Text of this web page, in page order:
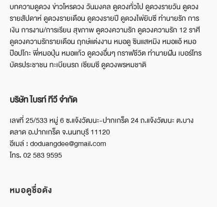
บทความดูดวง ข่าวโหรดวง วันมงคล ดูดวงทั่วไป ดูดวงรายวัน ดูดวง
รายสัปดาห์ ดูดวงรายเดือน ดูดวงรายปี ดูดวงไพ่ยิบซี ทำนายรัก การ
เงิน การงาน/การเรียน สุขภาพ ดูดวงความรัก ดูดวงความรัก 12 ราศี
ดูดวงความรักรายเดือน ฤกษ์แต่งงาน หมอดู ซินแสหมิง หมอแอ้ หมอ
ป๊อปโกะ พี่หมอปุ่น หมอแก้ว ดูดวงอื่นๆ กราฟชีวิต ทำนายฝัน เบอร์โทร
บัตรประชาชน ทะเบียนรถ เซียมซี ดูดวงพรหมชาติ
บริษัท ไบรท์ ทีวี จำกัด
เลขที่ 25/533 หมู่ 6 ซ.แจ้งวัฒนะ-ปากเกร็ด 24 ถ.แจ้งวัฒนะ ต.บาง
ตลาด อ.ปากเกร็ด จ.นนทบุรี 11120
อีเมล์ : doduangdee@gmail.com
โทร. 02 583 9595
หมอดูชื่อดัง